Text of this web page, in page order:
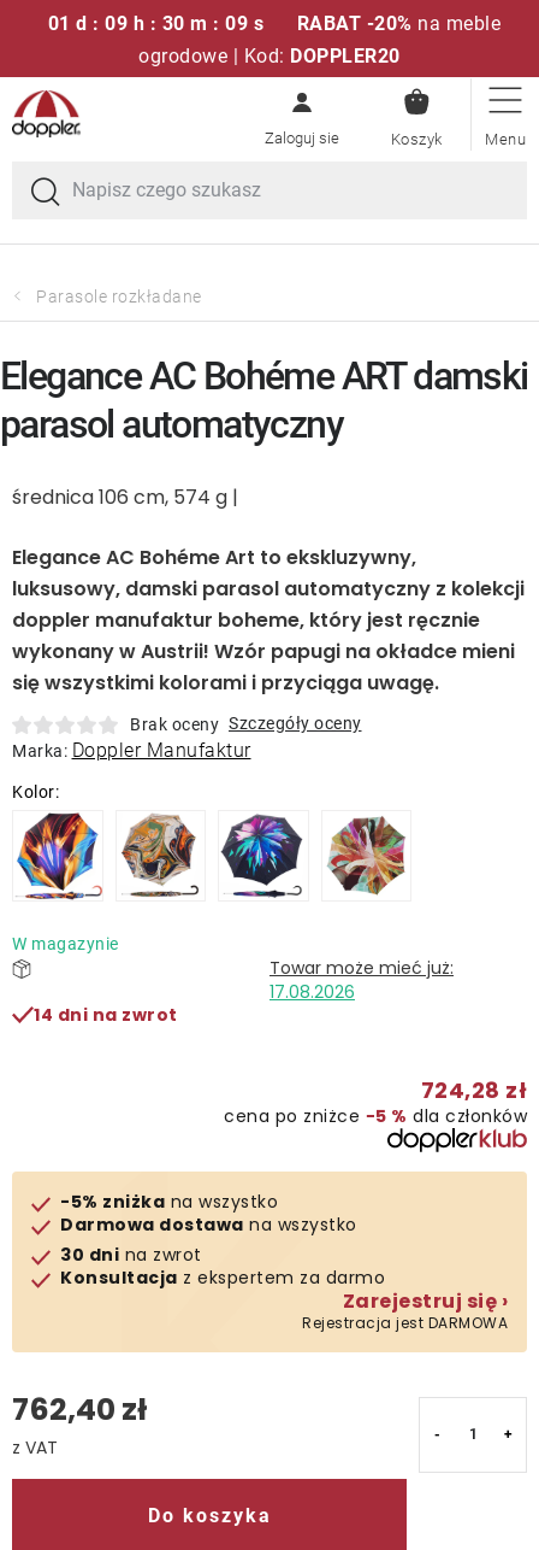
01 d : 09 h : 30 m : 09 s RABAT -20% na meble
ogrodowe | Kod: DOPPLER20
Przejść
do
treści
KOSZYK
Zestawy sof
Parasole ogrodowe
Poduszki i poduszki siedziskowe
Leżaki
Akcesoria
Parasole
Kolekcja
Korzyści klubu
Parasole rozkładane
średnica 106 cm, 574 g |
Elegance AC Bohéme Art to ekskluzywny,
luksusowy, damski parasol automatyczny z kolekcji
doppler manufaktur boheme, który jest ręcznie
wykonany w Austrii! Wzór papugi na okładce mieni
się wszystkimi kolorami i przyciąga uwagę.
Brak oceny Szczegóły oceny
Marka: Doppler Manufaktur
W magazynie
17.08.2026
14 dni na zwrot
724,28 zł
cena po zniżce −5 % dla członków
-5% zniżka na wszystko
Darmowa dostawa na wszystko
30 dni na zwrot
Konsultacja z ekspertem za darmo
Zarejestruj się ›
Rejestracja jest DARMOWA
762,40 zł
Do koszyka
Elegance AC Bohéme ART damski
parasol automatyczny